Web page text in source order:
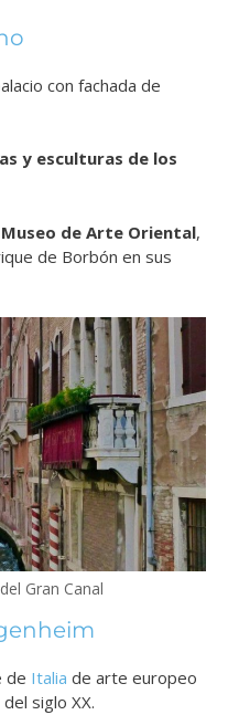
con fachada de
y esculturas de los
Museo de Arte Oriental,
de Borbón en sus
Gran Canal
de Italia de arte europeo
siglo XX.